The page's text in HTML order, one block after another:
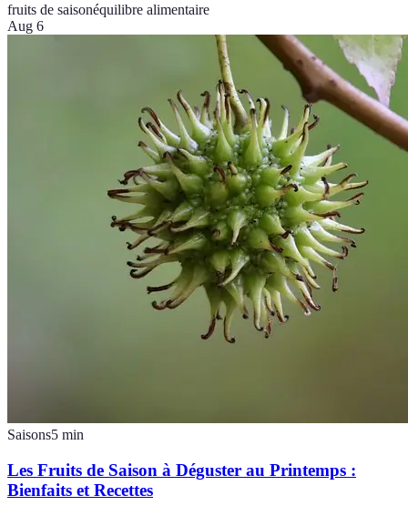
fruits de saisonéquilibre alimentaire
Aug 6
Saisons5 min
Les Fruits de Saison à Déguster au Printemps :
Bienfaits et Recettes